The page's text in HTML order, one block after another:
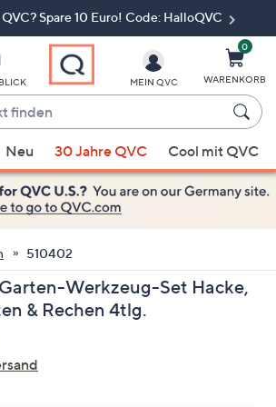
Spare 10 Euro! Code: HalloQVC
MEIN QVC
0
WARENKORB
Neu 30 Jahre QVC Cool mit QVC
510402
Werkzeug-Set Hacke,
& Rechen 4tlg.